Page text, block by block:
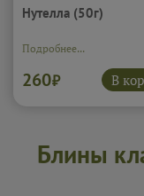
Нутелла (50г)
Подробнее...
260₽ В
Блины